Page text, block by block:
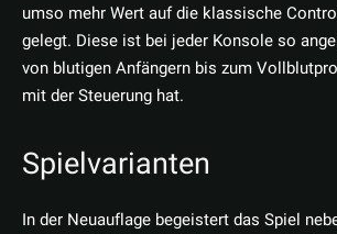
umso mehr Wert auf die klassische
gelegt. Diese ist bei jeder Konsole so
von blutigen Anfängern bis zum
mit der Steuerung hat.
Spielvarianten
In der Neuauflage begeistert das Spiel